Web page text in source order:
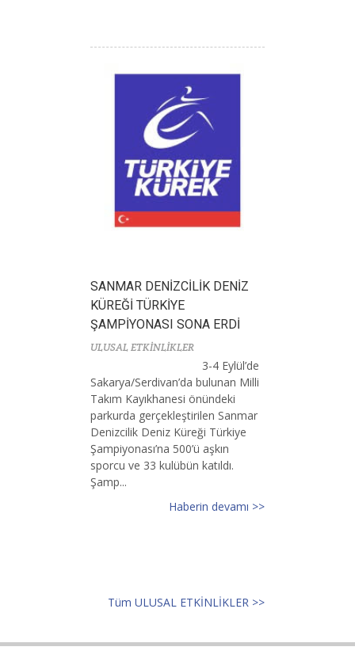
SANMAR DENİZCİLİK DENİZ
KÜREĞİ TÜRKİYE
ŞAMPİYONASI SONA ERDİ
ULUSAL ETKİNLİKLER
3-4 Eylül’de
Sakarya/Serdivan’da bulunan Milli
Takım Kayıkhanesi önündeki
parkurda gerçekleştirilen Sanmar
Denizcilik Deniz Küreği Türkiye
Şampiyonası’na 500’ü aşkın
sporcu ve 33 kulübün katıldı.
Şamp...
Haberin devamı >>
Tüm ULUSAL ETKİNLİKLER >>